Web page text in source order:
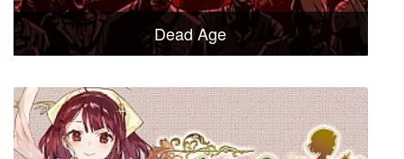
Dead Age